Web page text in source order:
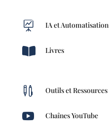
 IA et Automatisation
 Livres
 Outils et Ressources
 Chaînes YouTube